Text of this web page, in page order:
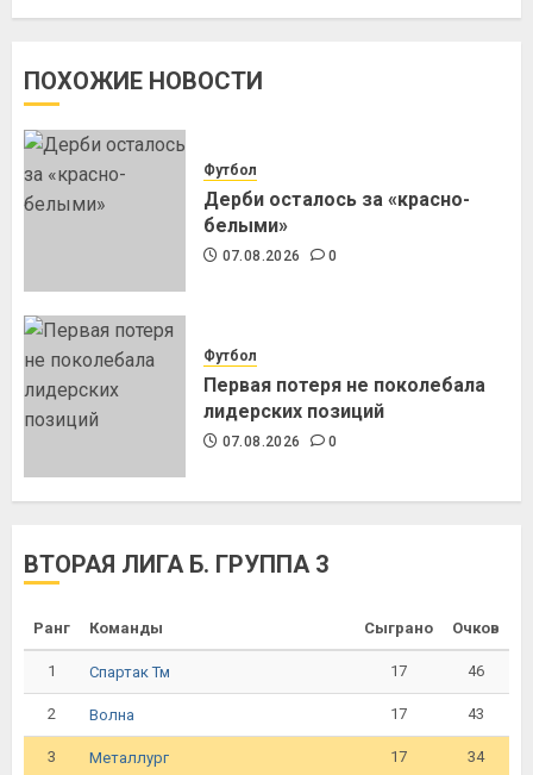
ПОХОЖИЕ НОВОСТИ
Футбол
Дерби осталось за «красно-
белыми»
07.08.2026 0
Футбол
Первая потеря не поколебала
лидерских позиций
07.08.2026 0
ВТОРАЯ ЛИГА Б. ГРУППА 3
Ранг Команды Сыграно Очков
1 Спартак Тм 17 46
2 Волна 17 43
3 Металлург 17 34